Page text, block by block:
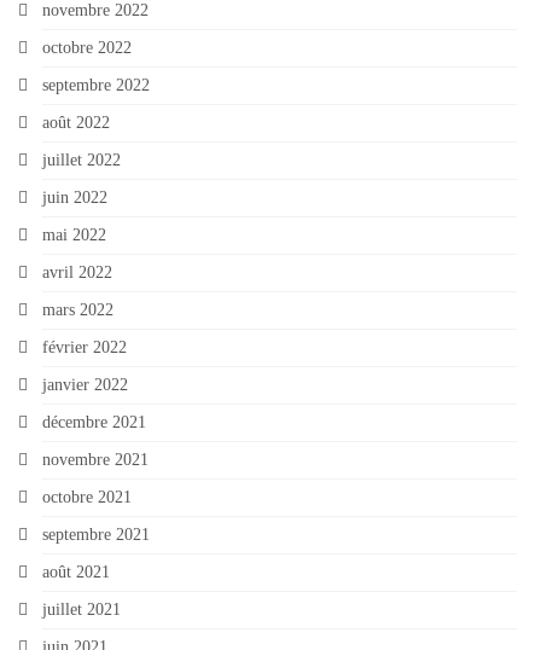
novembre 2022
octobre 2022
septembre 2022
août 2022
juillet 2022
juin 2022
mai 2022
avril 2022
mars 2022
février 2022
janvier 2022
décembre 2021
novembre 2021
octobre 2021
septembre 2021
août 2021
juillet 2021